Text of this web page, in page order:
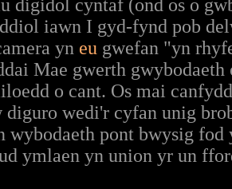
digidol cyntaf (ond os o
iawn I gyd-fynd pob
yn eu gwefan "yn
Mae gwerth
o cant. Os mai
wedi'r cyfan unig
pont bwysig
ymlaen yn union yr un